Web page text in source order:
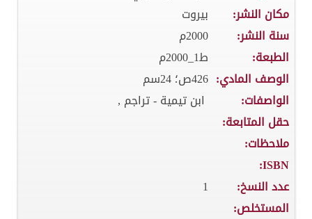
مكان النشر:
بيروت
سنة النشر:
2000م
الطبعة:
ط1_2000م
الوصف المادي: 426ص؛ 24سم
الواصفات:
ابن تيمية - تراجم ,
حقل المتابعة:
ملاحظات:
ISBN:
عدد النسخ:
1
المستخلص: